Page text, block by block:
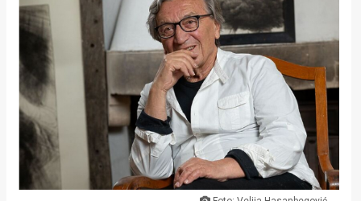
Kultura
Lifestyle
Fashion
Zdravlje
Za